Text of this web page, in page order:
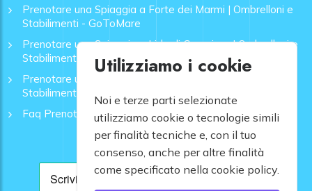
Prenotare una Spiaggia a Forte dei Marmi | Ombrelloni e
Stabilimenti - GoToMare
Prenotare una Spiaggia a Lido di Camaiore | Ombrelloni e
Stabilimenti - GoToMare
Prenotare una Spiaggia a Rapallo | Ombrelloni e
Stabilimenti - GoToMare
Faq Prenotazione Spiagge
Utilizziamo i cookie
Noi e terze parti selezionate
utilizziamo cookie o tecnologie simili
per finalità tecniche e, con il tuo
consenso, anche per altre finalità
come specificato nella cookie policy.